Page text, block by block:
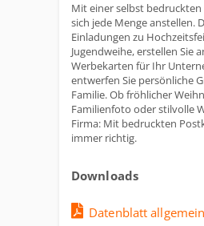
Mit einer selbst
sich jede Menge anstellen.
Einladungen zu
Jugendweihe, erstellen Sie
Werbekarten für Ihr
entwerfen Sie persönliche
Familie. Ob fröhlicher
Familienfoto oder stilvolle
Firma: Mit bedruckten
immer richtig.
Downloads
Datenblatt allgemein